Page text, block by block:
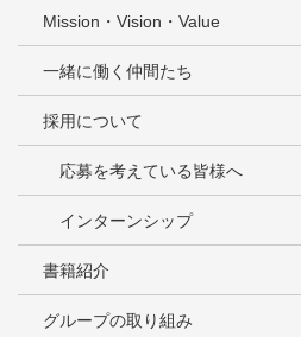
Mission・Vision・Value
一緒に働く仲間たち
採用について
応募を考えている皆様へ
インターンシップ
書籍紹介
グループの取り組み